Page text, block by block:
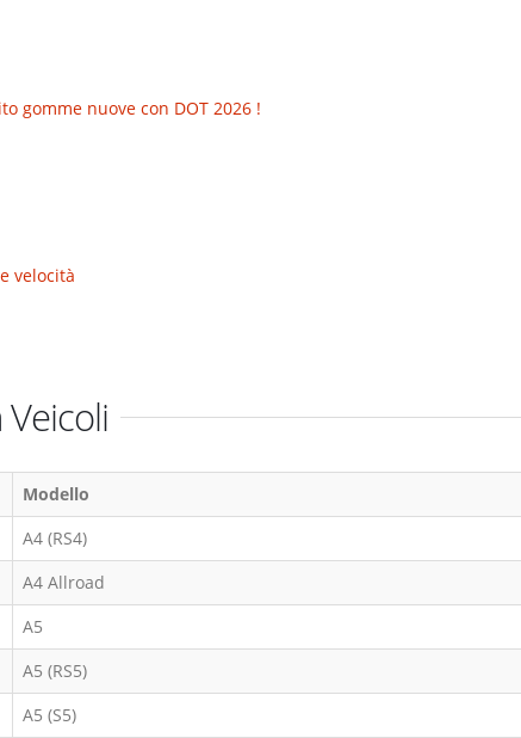
gomme nuove con DOT 2026 !
velocità
Modello
A4 (RS4)
A4 Allroad
A5
A5 (RS5)
A5 (S5)